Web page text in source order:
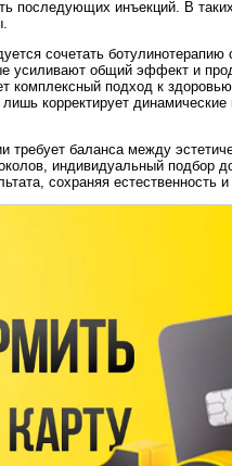
последующих инъекций. В
сочетать
усиливают общий эффект и
комплексный подход к
корректирует
требует баланса между
индивидуальный подбор
сохраняя естественность